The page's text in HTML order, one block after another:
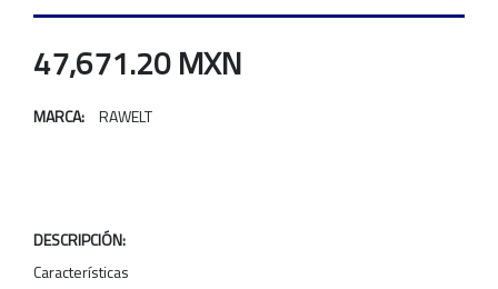
47,671.20 MXN
MARCA: RAWELT
DESCRIPCIÓN:
Características